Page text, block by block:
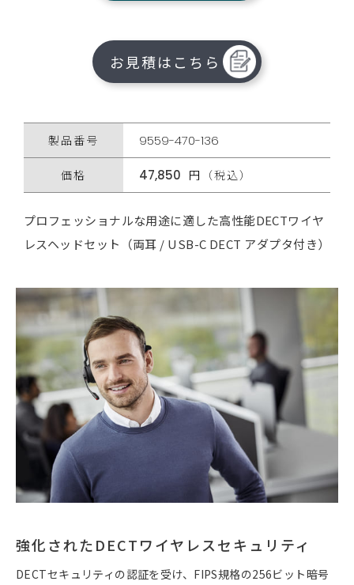
お見積はこちら
製品番号 9559-470-136
価格 47,850 円（税込）
プロフェッショナルな用途に適した高性能DECTワイヤ
レスヘッドセット（両耳 / USB-C DECT アダプタ付き）
強化されたDECTワイヤレスセキュリティ
DECTセキュリティの認証を受け、FIPS規格の256ビット暗号